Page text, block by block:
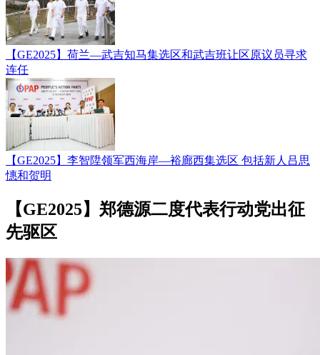
【GE2025】荷兰—武吉知马集选区和武吉班让区原议员寻求
连任
【GE2025】李智陞领军西海岸—裕廊西集选区 包括新人吕思
憓和贺明
【GE2025】郑德源二度代表行动党出征
先驱区